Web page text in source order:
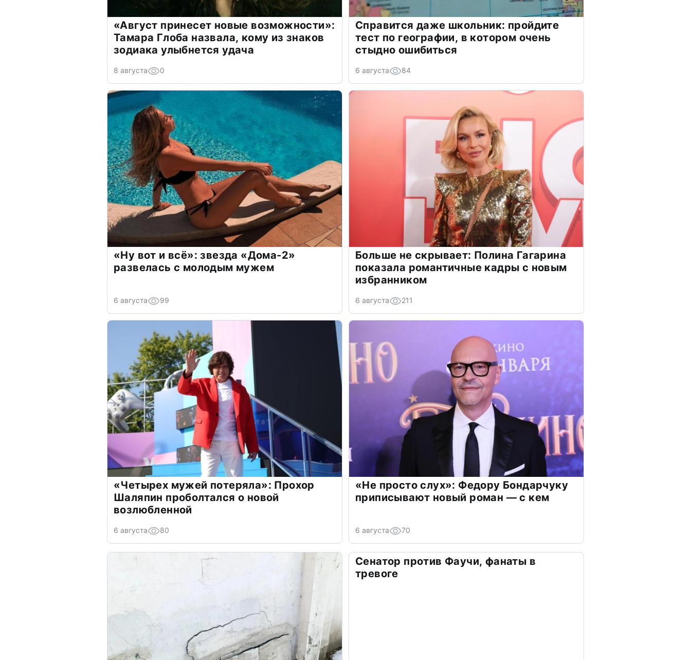
«Август принесет новые возможности»:
Тамара Глоба назвала, кому из знаков
зодиака улыбнется удача
8 августа 0
Справится даже школьник: пройдите
тест по географии, в котором очень
стыдно ошибиться
6 августа 84
«Ну вот и всё»: звезда «Дома-2»
развелась с молодым мужем
6 августа 99
Больше не скрывает: Полина Гагарина
показала романтичные кадры с новым
избранником
6 августа 211
«Четырех мужей потеряла»: Прохор
Шаляпин проболтался о новой
возлюбленной
6 августа 80
«Не просто слух»: Федору Бондарчуку
приписывают новый роман — с кем
6 августа 70
Сенатор против Фаучи, фанаты в
тревоге